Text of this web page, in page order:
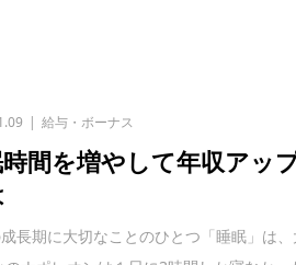
給与・ボーナス
時間を増やして年収ア
長期に大切なことのひとつ「睡眠」は